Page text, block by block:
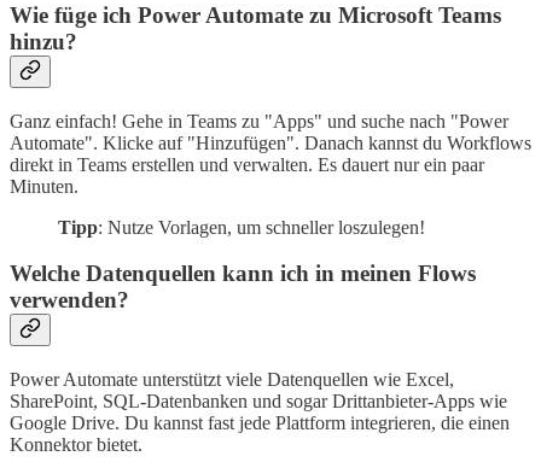
Wie füge ich Power Automate zu Microsoft Teams
hinzu?
Ganz einfach! Gehe in Teams zu "Apps" und suche nach "Power
Automate". Klicke auf "Hinzufügen". Danach kannst du Workflows
direkt in Teams erstellen und verwalten. Es dauert nur ein paar
Minuten.
Tipp: Nutze Vorlagen, um schneller loszulegen!
Welche Datenquellen kann ich in meinen Flows
verwenden?
Power Automate unterstützt viele Datenquellen wie Excel,
SharePoint, SQL-Datenbanken und sogar Drittanbieter-Apps wie
Google Drive. Du kannst fast jede Plattform integrieren, die einen
Konnektor bietet.